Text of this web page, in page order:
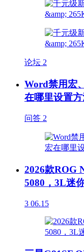
论坛 2
Word禁用宏
在哪里设置方
问答 2
2026款ROG
5080，3L迷
3 06.15